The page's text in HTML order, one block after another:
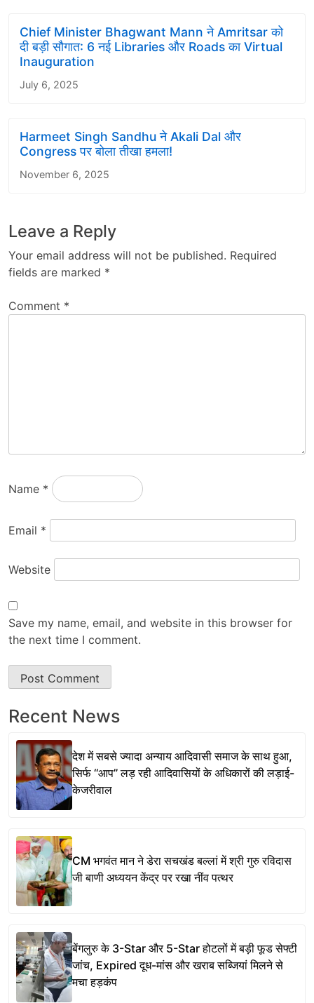
Chief Minister Bhagwant Mann ने Amritsar को
दी बड़ी सौगात: 6 नई Libraries और Roads का Virtual
Inauguration
July 6, 2025
Harmeet Singh Sandhu ने Akali Dal और
Congress पर बोला तीखा हमला!
November 6, 2025
Leave a Reply
Your email address will not be published. Required
fields are marked *
Comment *
Name *
Email *
Website
Save my name, email, and website in this browser for
the next time I comment.
Recent News
देश में सबसे ज्यादा अन्याय आदिवासी समाज के साथ हुआ,
सिर्फ ‘‘आप’’ लड़ रही आदिवासियों के अधिकारों की लड़ाई-
केजरीवाल
CM भगवंत मान ने डेरा सचखंड बल्लां में श्री गुरु रविदास
जी बाणी अध्ययन केंद्र पर रखा नींव पत्थर
बेंगलुरु के 3-Star और 5-Star होटलों में बड़ी फूड सेफ्टी
जांच, Expired दूध-मांस और खराब सब्जियां मिलने से
मचा हड़कंप